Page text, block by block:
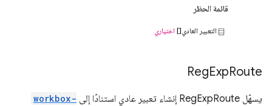
قائمة الحظر
التعبير العادي[] اختياري
RegExpRoute
يسهّل RegExpRoute إنشاء تعبير عادي استنادًا إلى
workbox-